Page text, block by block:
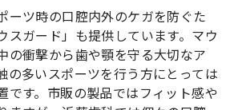
ーツ時の口腔内外のケガを防ぐた
スガード」も提供しています。マウ
の衝撃から歯や顎を守る大切なア
の多いスポーツを行う方にとっては
です。市販の製品ではフィット感や